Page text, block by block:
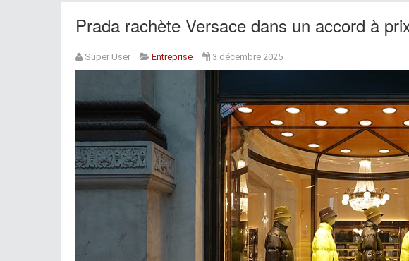
Prada rachète Versace dans un accord à
Super User Entreprise 3 décembre 2025